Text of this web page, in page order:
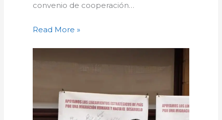
convenio de cooperación…
Read More »